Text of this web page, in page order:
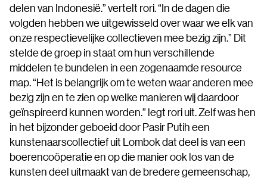
delen van Indonesië.” vertelt rori. “In de dagen die
volgden hebben we uitgewisseld over waar we elk van
onze respectievelijke collectieven mee bezig zijn.” Dit
stelde de groep in staat om hun verschillende
middelen te bundelen in een zogenaamde resource
map. “Het is belangrijk om te weten waar anderen mee
bezig zijn en te zien op welke manieren wij daardoor
geïnspireerd kunnen worden.” legt rori uit. Zelf was hen
in het bijzonder geboeid door Pasir Putih een
kunstenaarscollectief uit Lombok dat deel is van een
boerencoöperatie en op die manier ook los van de
kunsten deel uitmaakt van de bredere gemeenschap,